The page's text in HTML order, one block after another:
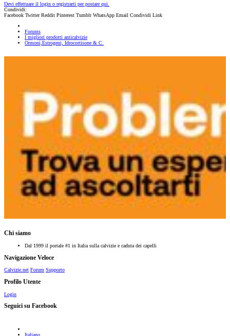
Devi effettuare il login o registrarti per postare qui.
Condividi:
Facebook Twitter Reddit Pinterest Tumblr WhatsApp Email Condividi Link
Forums
I migliori prodotti anticalvizie
Ormoni,Estrogeni, Idrocortisone & C.
Chi siamo
Dal 1999 il portale #1 in Italia sulla calvizie e caduta dei capelli
Navigazione Veloce
Calvizie.net Forum Supporto
Profilo Utente
Login
Seguici su Facebook
Italiano